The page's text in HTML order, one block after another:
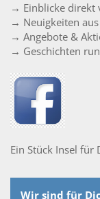
→ Einblicke direkt
→ Neuigkeiten
→ Angebote &
→ Geschichten
Ein Stück Insel für
Wir sind für